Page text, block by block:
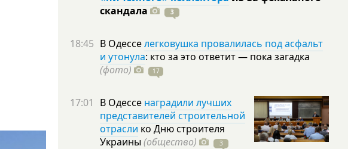
скандала
3
18:45 В Одесселегковушка провалилась под асфальт
и утонула: кто за это ответит — пока загадка
(фото)
17
17:01 В Одессе наградили лучших
представителей строительной
отрасли ко Дню строителя
Украины (общество) 3